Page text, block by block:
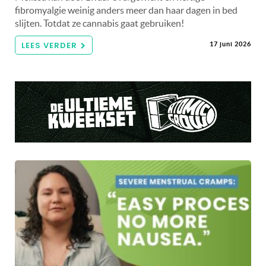
fibromyalgie weinig anders meer dan haar dagen in bed
slijten. Totdat ze cannabis gaat gebruiken!
LEES VERDER 17 juni 2026